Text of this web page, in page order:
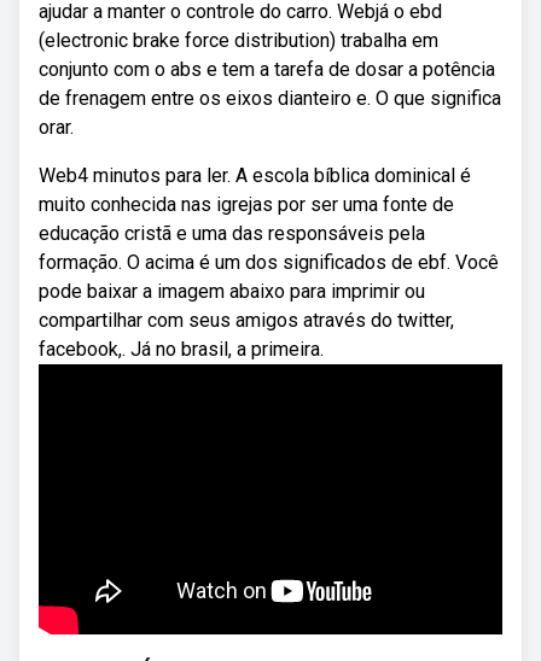
ajudar a manter o controle do carro. Webjá o ebd
(electronic brake force distribution) trabalha em
conjunto com o abs e tem a tarefa de dosar a potência
de frenagem entre os eixos dianteiro e. O que significa
orar.
Web4 minutos para ler. A escola bíblica dominical é
muito conhecida nas igrejas por ser uma fonte de
educação cristã e uma das responsáveis pela
formação. O acima é um dos significados de ebf. Você
pode baixar a imagem abaixo para imprimir ou
compartilhar com seus amigos através do twitter,
facebook,. Já no brasil, a primeira.